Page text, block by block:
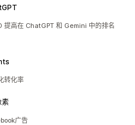
提高在 ChatGPT 和 Gemini 中的排名
转化率
广告